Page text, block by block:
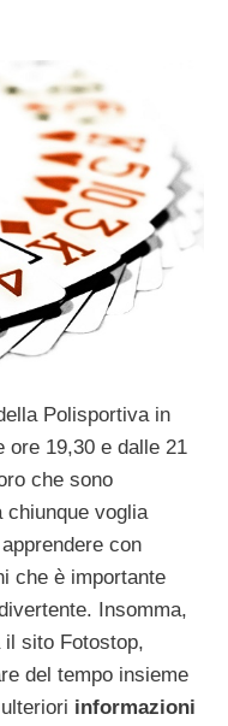
Polisportiva in
ore 19,30 e dalle 21
che sono
chiunque voglia
con
che è importante
Insomma,
sito Fotostop,
del tempo insieme
informazioni